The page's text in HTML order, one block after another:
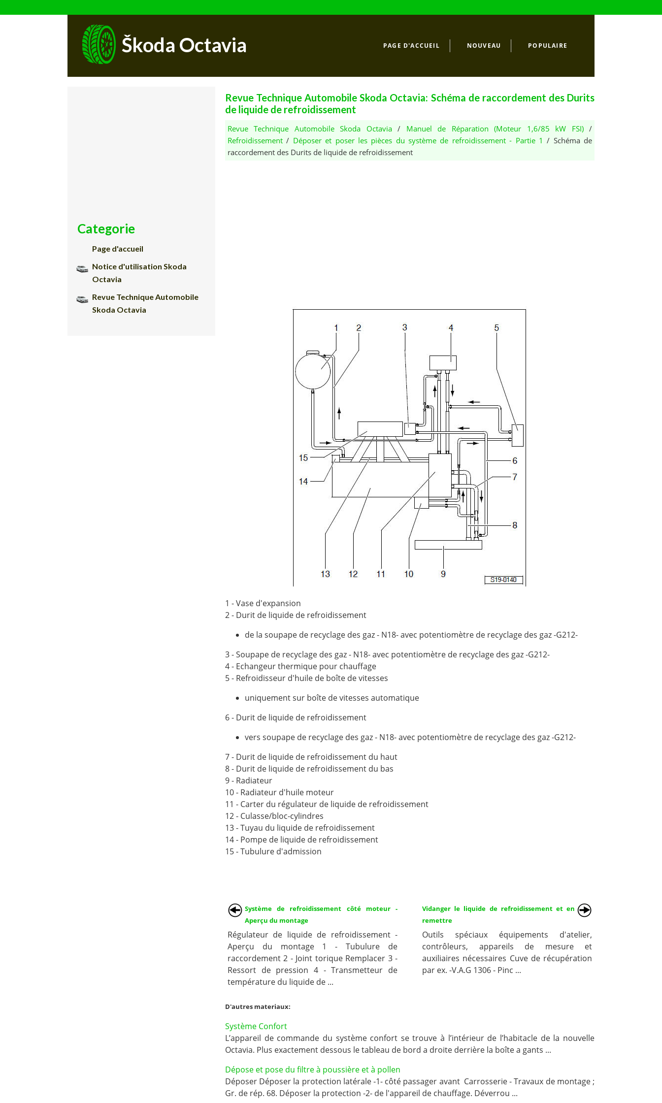
Škoda Octavia PAGE D'ACCUEIL NOUVEAU POPULAIRE
Revue Technique Automobile Skoda Octavia: Schéma de raccordement des Durits
de liquide de refroidissement
Revue Technique Automobile Skoda Octavia/ Manuel de Réparation (Moteur 1,6/85 kW FSI)/
Refroidissement / Déposer et poser les pièces du système de refroidissement - Partie 1 / Schéma de
raccordement des Durits de liquide de refroidissement
1 - Vase d'expansion
2 - Durit de liquide de refroidissement
de la soupape de recyclage des gaz - N18- avec potentiomètre de recyclage des gaz -G212-
3 - Soupape de recyclage des gaz - N18- avec potentiomètre de recyclage des gaz -G212-
4 - Echangeur thermique pour chauffage
5 - Refroidisseur d'huile de boîte de vitesses
uniquement sur boîte de vitesses automatique
6 - Durit de liquide de refroidissement
vers soupape de recyclage des gaz - N18- avec potentiomètre de recyclage des gaz -G212-
7 - Durit de liquide de refroidissement du haut
8 - Durit de liquide de refroidissement du bas
9 - Radiateur
10 - Radiateur d'huile moteur
11 - Carter du régulateur de liquide de refroidissement
12 - Culasse/bloc-cylindres
13 - Tuyau du liquide de refroidissement
14 - Pompe de liquide de refroidissement
15 - Tubulure d'admission
Système de refroidissement côté moteur -
Aperçu du montage
Régulateur de liquide de refroidissement -
Aperçu du montage 1 - Tubulure de
raccordement 2 - Joint torique Remplacer 3 -
Ressort de pression 4 - Transmetteur de
température du liquide de ...
Vidanger le liquide de refroidissement et en
remettre
Outils spéciaux équipements d'atelier,
contrôleurs, appareils de mesure et
auxiliaires nécessaires Cuve de récupération
par ex. -V.A.G 1306 - Pinc ...
D'autres materiaux:
Système Confort
L’appareil de commande du système confort se trouve à l’intérieur de l’habitacle de la nouvelle
Octavia. Plus exactement dessous le tableau de bord a droite derrière la boîte a gants ...
Dépose et pose du filtre à poussière et à pollen
Déposer Déposer la protection latérale -1- côté passager avant Carrosserie - Travaux de montage ;
Gr. de rép. 68. Déposer la protection -2- de l'appareil de chauffage. Déverrou ...
Categorie
Page d'accueil
Notice d'utilisation Skoda
Octavia
Revue Technique Automobile
Skoda Octavia